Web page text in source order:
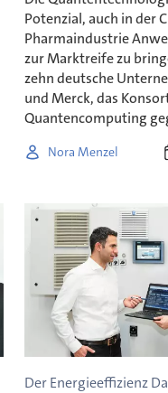
Potenzial, auch in der
Pharmaindustrie
zur Marktreife zu
zehn deutsche
und Merck, das
Quantencomputing
Nora Menzel
Der Energieeffizienz